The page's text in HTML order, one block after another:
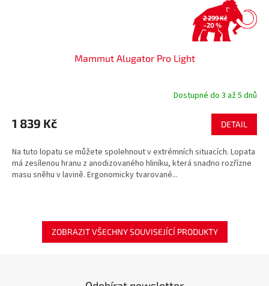
2 299 Kč
–20 %
Mammut Alugator Pro Light
Dostupné do 3 až 5 dnů
1 839 Kč DETAIL
Na tuto lopatu se můžete spolehnout v extrémních situacích. Lopata
má zesílenou hranu z anodizovaného hliníku, která snadno rozřízne
masu sněhu v lavině. Ergonomicky tvarované...
ZOBRAZIT VŠECHNY SOUVISEJÍCÍ PRODUKTY